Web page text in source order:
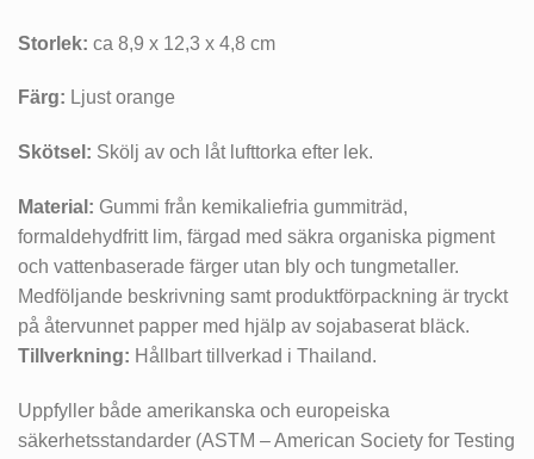
Storlek: ca 8,9 x 12,3 x 4,8 cm
Färg: Ljust orange
Skötsel: Skölj av och låt lufttorka efter lek.
Material: Gummi från kemikaliefria gummiträd,
formaldehydfritt lim, färgad med säkra organiska pigment
och vattenbaserade färger utan bly och tungmetaller.
Medföljande beskrivning samt produktförpackning är tryckt
på återvunnet papper med hjälp av sojabaserat bläck.
Tillverkning: Hållbart tillverkad i Thailand.
Uppfyller både amerikanska och europeiska
säkerhetsstandarder (ASTM – American Society for Testing